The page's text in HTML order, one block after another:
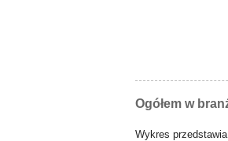
Ogółem w
Wykres